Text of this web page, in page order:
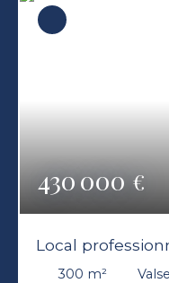
430 000€
Local
3000m2 fort
300 m²